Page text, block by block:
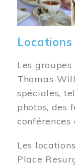
Locations
Les
Thomas-
spéciales,
photos, des
conférences
Les
Place